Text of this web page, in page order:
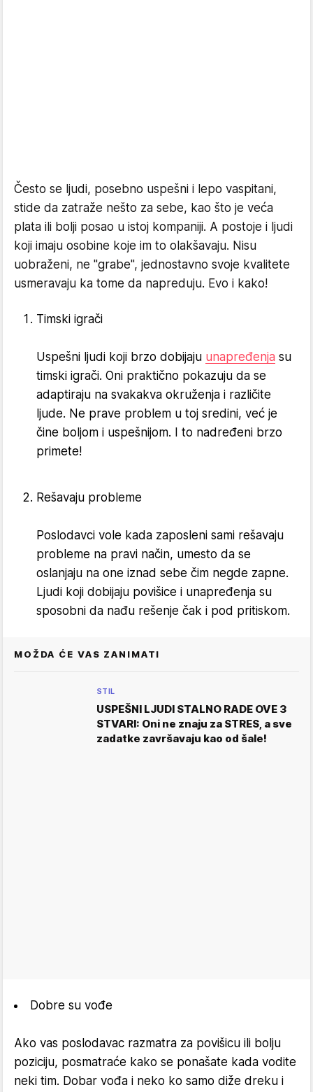
Često se ljudi, posebno uspešni i lepo vaspitani,
stide da zatraže nešto za sebe, kao što je veća
plata ili bolji posao u istoj kompaniji. A postoje i ljudi
koji imaju osobine koje im to olakšavaju. Nisu
uobraženi, ne "grabe", jednostavno svoje kvalitete
usmeravaju ka tome da napreduju. Evo i kako!
Timski igrači
Uspešni ljudi koji brzo dobijaju unapređenja su
timski igrači. Oni praktično pokazuju da se
adaptiraju na svakakva okruženja i različite
ljude. Ne prave problem u toj sredini, već je
čine boljom i uspešnijom. I to nadređeni brzo
primete!
Rešavaju probleme
Poslodavci vole kada zaposleni sami rešavaju
probleme na pravi način, umesto da se
oslanjaju na one iznad sebe čim negde zapne.
Ljudi koji dobijaju povišice i unapređenja su
sposobni da nađu rešenje čak i pod pritiskom.
MOŽDA ĆE VAS ZANIMATI
STIL
USPEŠNI LJUDI STALNO RADE OVE 3
STVARI: Oni ne znaju za STRES, a sve
zadatke završavaju kao od šale!
Dobre su vođe
Ako vas poslodavac razmatra za povišicu ili bolju
poziciju, posmatraće kako se ponašate kada vodite
neki tim. Dobar vođa i neko ko samo diže dreku i